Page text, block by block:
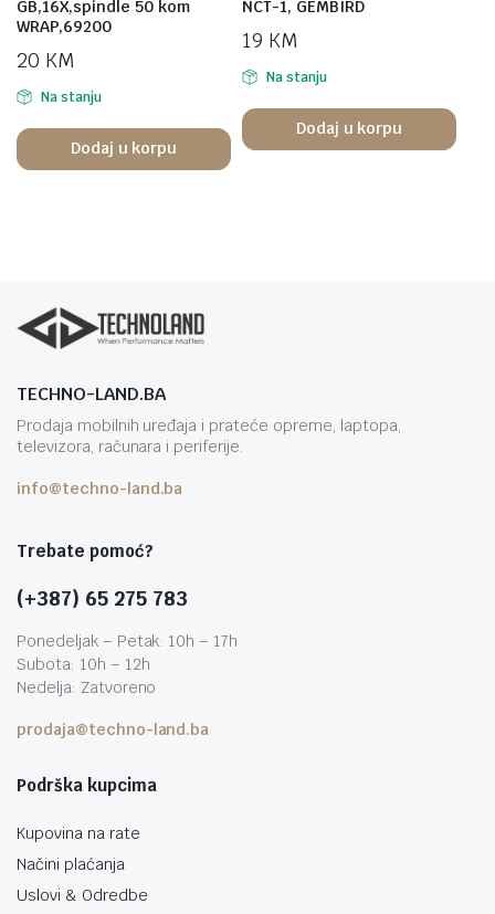
GB,16X,spindle 50 kom
WRAP,69200
20 KM
Na stanju
Dodaj u korpu
NCT-1, GEMBIRD
19 KM
Na stanju
Dodaj u korpu
TECHNO-LAND.BA
Prodaja mobilnih uređaja i prateće opreme, laptopa,
televizora, računara i periferije.
info@techno-land.ba
Trebate pomoć?
(+387) 65 275 783
Ponedeljak – Petak: 10h – 17h
Subota: 10h – 12h
Nedelja: Zatvoreno
prodaja@techno-land.ba
Podrška kupcima
Kupovina na rate
Načini plaćanja
Uslovi & Odredbe